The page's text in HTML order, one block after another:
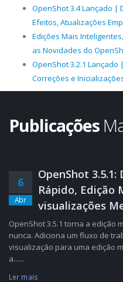
OpenShot 3.4 Lançado |
Efeitos, Atualizações
Edições Mais
as Novidades do
OpenShot 3.2.1
Correções e
Publicações
6
Abr
OpenShot
Rápido, Edição
visualizações
OpenShot 3.5.1 torna a edição
nunca. Adiciona um fluxo de
visualização para uma edição
a......
Ler mais